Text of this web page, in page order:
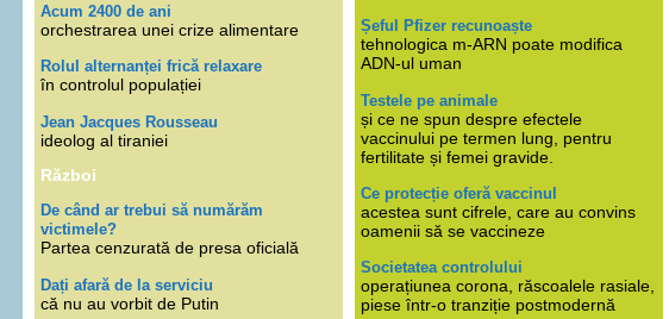
Acum 2400 de ani
orchestrarea unei crize alimentare
Rolul alternanței frică relaxare
în controlul populației
Jean Jacques Rousseau
ideolog al tiraniei
Război
De când ar trebui să numărăm
victimele?
Partea cenzurată de presa oficială
Dați afară de la serviciu
că nu au vorbit de Putin
Șeful Pfizer recunoaște
tehnologica m-ARN poate modifica
ADN-ul uman
Testele pe animale
și ce ne spun despre efectele
vaccinului pe termen lung, pentru
fertilitate și femei gravide.
Ce protecție oferă vaccinul
acestea sunt cifrele, care au convins
oamenii să se vaccineze
Societatea controlului
operațiunea corona, răscoalele rasiale,
piese într-o tranziție postmodernă